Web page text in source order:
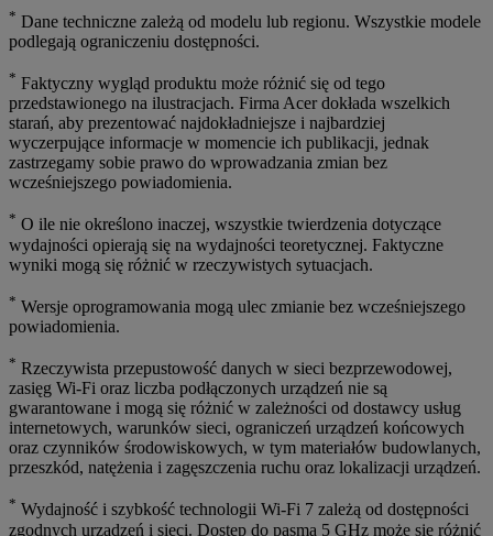
* Dane techniczne zależą od modelu lub regionu. Wszystkie modele
podlegają ograniczeniu dostępności.
* Faktyczny wygląd produktu może różnić się od tego
przedstawionego na ilustracjach. Firma Acer dokłada wszelkich
starań, aby prezentować najdokładniejsze i najbardziej
wyczerpujące informacje w momencie ich publikacji, jednak
zastrzegamy sobie prawo do wprowadzania zmian bez
wcześniejszego powiadomienia.
* O ile nie określono inaczej, wszystkie twierdzenia dotyczące
wydajności opierają się na wydajności teoretycznej. Faktyczne
wyniki mogą się różnić w rzeczywistych sytuacjach.
* Wersje oprogramowania mogą ulec zmianie bez wcześniejszego
powiadomienia.
* Rzeczywista przepustowość danych w sieci bezprzewodowej,
zasięg Wi-Fi oraz liczba podłączonych urządzeń nie są
gwarantowane i mogą się różnić w zależności od dostawcy usług
internetowych, warunków sieci, ograniczeń urządzeń końcowych
oraz czynników środowiskowych, w tym materiałów budowlanych,
przeszkód, natężenia i zagęszczenia ruchu oraz lokalizacji urządzeń.
* Wydajność i szybkość technologii Wi-Fi 7 zależą od dostępności
zgodnych urządzeń i sieci. Dostęp do pasma 5 GHz może się różnić